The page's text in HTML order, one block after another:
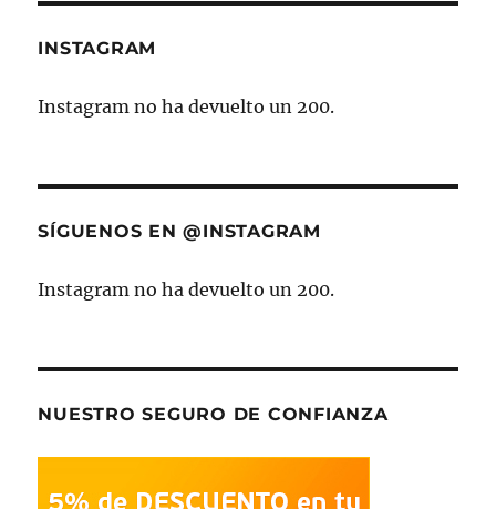
INSTAGRAM
Instagram no ha devuelto un 200.
SÍGUENOS EN @INSTAGRAM
Instagram no ha devuelto un 200.
NUESTRO SEGURO DE CONFIANZA